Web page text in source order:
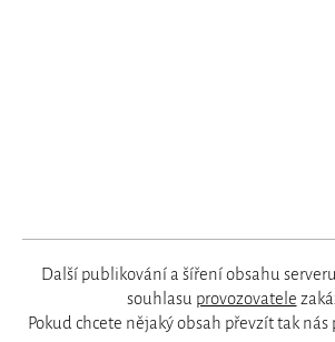
Další publikování a šíření obsahu
souhlasu provozovatele
Pokud chcete nějaký obsah převzít tak nás